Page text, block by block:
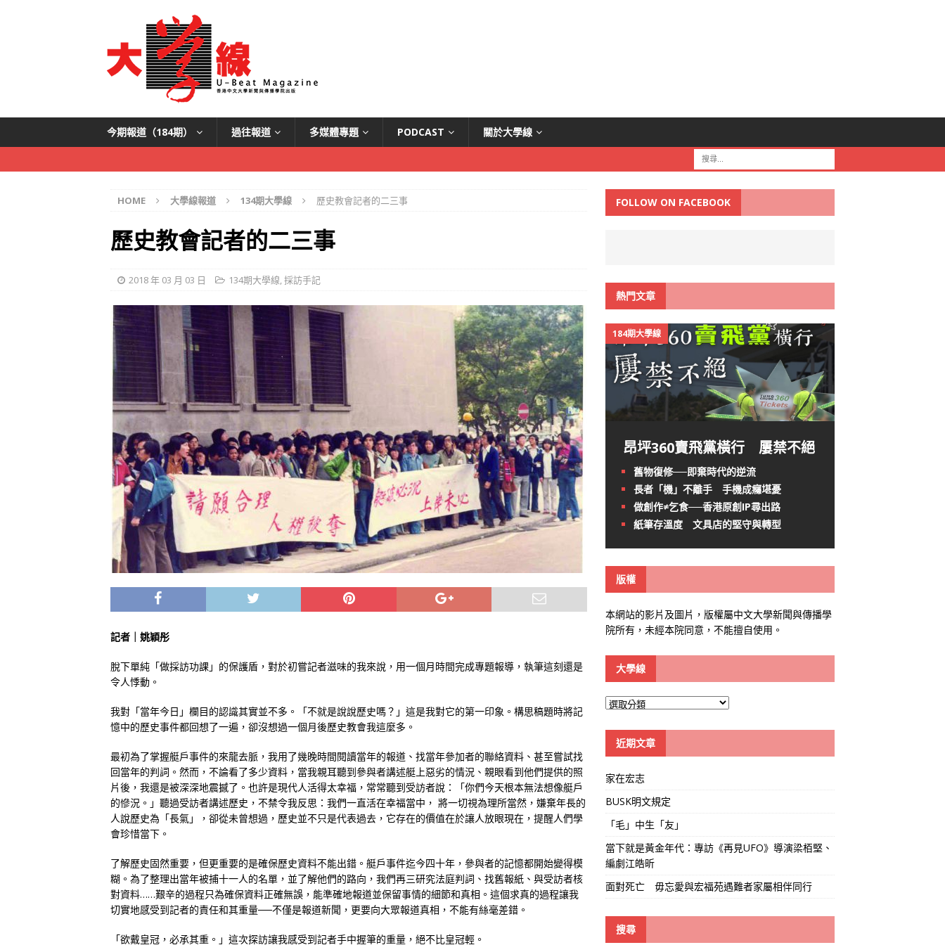
今期報道（184期） 過往報道 多媒體專題 PODCAST 關於大學線
HOME 大學線報道 134期大學線 歷史教會記者的二三事
歷史教會記者的二三事
2018 年 03 月 03 日 134期大學線,採訪手記
記者｜姚穎彤
脫下單純「做採訪功課」的保護盾，對於初嘗記者滋味的我來說，用一個月時間完成專題報導，執筆這刻還是
令人悸動。
我對「當年今日」欄目的認識其實並不多。「不就是說說歷史嗎？」這是我對它的第一印象。構思稿題時將記
憶中的歷史事件都回想了一遍，卻沒想過一個月後歷史教會我這麼多。
最初為了掌握艇戶事件的來龍去脈，我用了幾晚時間閱讀當年的報道、找當年參加者的聯絡資料、甚至嘗試找
回當年的判詞。然而，不論看了多少資料，當我親耳聽到參與者講述艇上惡劣的情況、親眼看到他們提供的照
片後，我還是被深深地震撼了。也許是現代人活得太幸福，常常聽到受訪者說：「你們今天根本無法想像艇戶
的慘況。」聽過受訪者講述歷史，不禁令我反思：我們一直活在幸福當中， 將一切視為理所當然，嫌棄年長的
人說歷史為「長氣」，卻從未曾想過，歷史並不只是代表過去，它存在的價值在於讓人放眼現在，提醒人們學
會珍惜當下。
了解歷史固然重要，但更重要的是確保歷史資料不能出錯。艇戶事件迄今四十年，參與者的記憶都開始變得模
糊。為了整理出當年被捕十一人的名單，並了解他們的路向，我們再三研究法庭判詞、找舊報紙、與受訪者核
對資料……艱辛的過程只為確保資料正確無誤，能準確地報道並保留事情的細節和真相。這個求真的過程讓我
切實地感受到記者的責任和其重量──不僅是報道新聞，更要向大眾報道真相，不能有絲毫差錯。
「欲戴皇冠，必承其重。」這次探訪讓我感受到記者手中握筆的重量，絕不比皇冠輕。
FOLLOW ON FACEBOOK
熱門文章
184期大學線
昂坪360賣飛黨橫行 屢禁不絕
舊物復修──即棄時代的逆流
長者「機」不離手 手機成癮堪憂
做創作≠乞食──香港原創IP尋出路
紙筆存溫度 文具店的堅守與轉型
版權
本網站的影片及圖片，版權屬中文大學新聞與傳播學
院所有，未經本院同意，不能擅自使用。
大學線
大
線
近期文章
家在宏志
BUSK明文規定
「毛」中生「友」
當下就是黃金年代：專訪《再見UFO》導演梁栢堅、
編劇江皓昕
面對死亡 毋忘愛與宏福苑遇難者家屬相伴同行
搜尋